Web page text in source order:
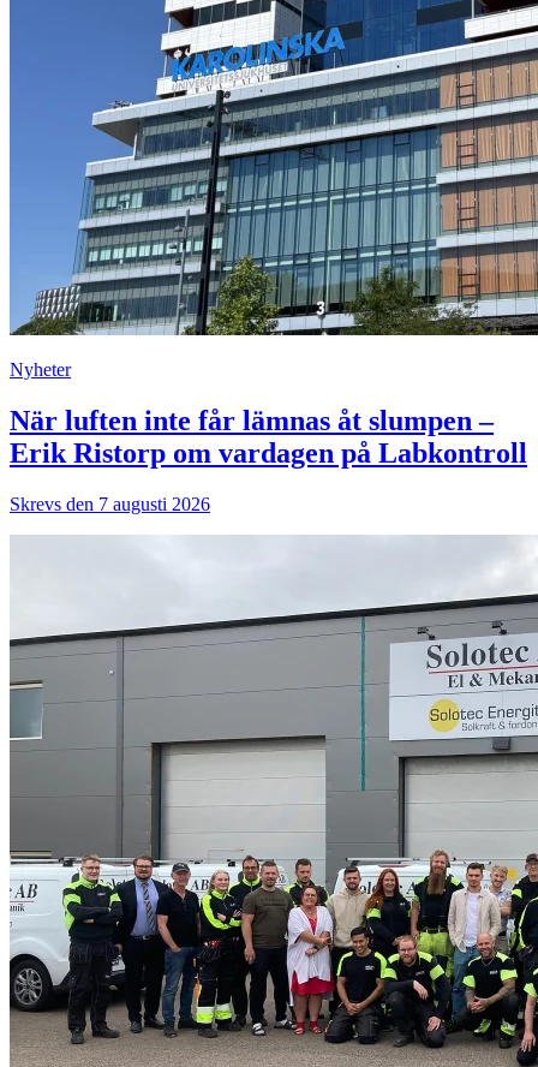
Nyheter
När luften inte får lämnas åt slumpen –
Erik Ristorp om vardagen på Labkontroll
Skrevs den 7 augusti 2026